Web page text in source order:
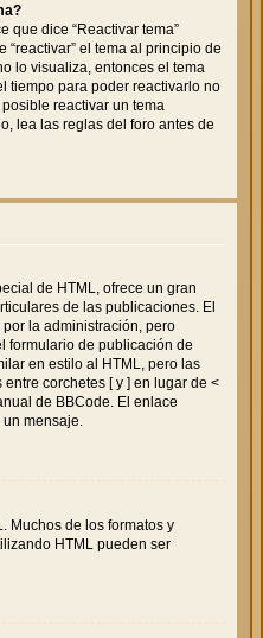
que dice “Reactivar tema”
el tema al principio de
lo visualiza, entonces el tema
tiempo para poder reactivarlo no
reactivar un tema
lea las reglas del foro antes de
de HTML, ofrece un gran
de las publicaciones. El
la administración, pero
formulario de publicación de
en estilo al HTML, pero las
corchetes [ y ] en lugar de <
de BBCode. El enlace
mensaje.
Muchos de los formatos y
HTML pueden ser